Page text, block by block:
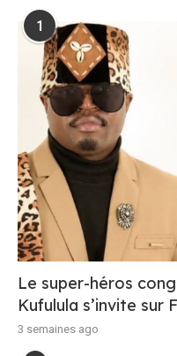
1
Le super-héros
Kufulula s’invite sur
3 semaines ago